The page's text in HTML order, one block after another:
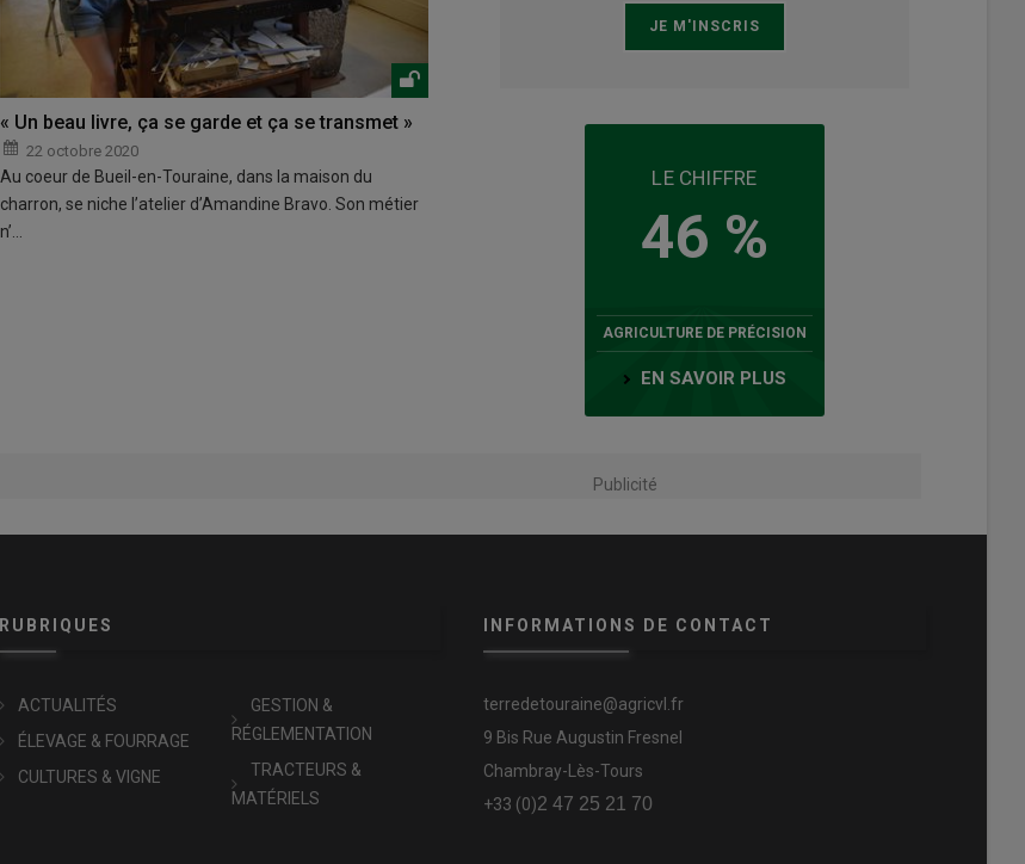
« Un beau livre, ça se garde et ça se transmet »
22 octobre 2020
Au coeur de Bueil-en-Touraine, dans la maison du
charron, se niche l’atelier d’Amandine Bravo. Son métier
n’…
LE CHIFFRE
46 %
AGRICULTURE DE PRÉCISION
EN SAVOIR PLUS
Publicité
RUBRIQUES
ACTUALITÉS
ÉLEVAGE & FOURRAGE
CULTURES & VIGNE
GESTION &
RÉGLEMENTATION
TRACTEURS &
MATÉRIELS
INFORMATIONS DE CONTACT
terredetouraine@agricvl.fr
9 Bis Rue Augustin Fresnel
Chambray-Lès-Tours
+33 (0)2 47 25 21 70